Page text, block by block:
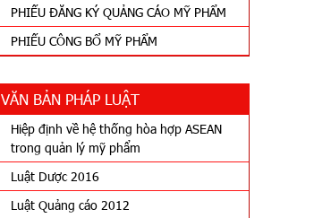
PHIẾU ĐĂNG KÝ QUẢNG CÁO MỸ PHẨM
PHIẾU CÔNG BỔ MỸ PHẨM
VĂN BẢN PHÁP LUẬT
Hiệp định về hệ thống hòa hợp ASEAN
trong quản lý mỹ phẩm
Luật Dược 2016
Luật Quảng cáo 2012